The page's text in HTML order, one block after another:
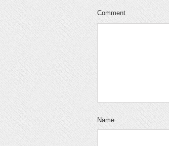
Comment
Name